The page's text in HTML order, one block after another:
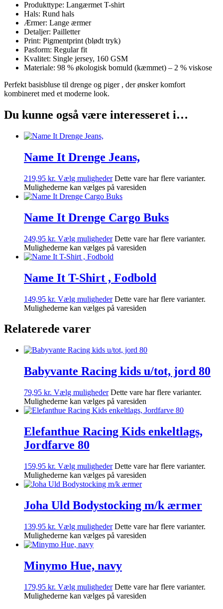
Produkttype: Langærmet T-shirt
Hals: Rund hals
Ærmer: Lange ærmer
Detaljer: Pailletter
Print: Pigmentprint (blødt tryk)
Pasform: Regular fit
Kvalitet: Single jersey, 160 GSM
Materiale: 98 % økologisk bomuld (kæmmet) – 2 % viskose
Perfekt basisbluse til drenge og piger , der ønsker komfort
kombineret med et moderne look.
Du kunne også være interesseret i…
Name It Drenge Jeans,
219,95 kr. Vælg muligheder Dette vare har flere varianter.
Mulighederne kan vælges på varesiden
Name It Drenge Cargo Buks
249,95 kr. Vælg muligheder Dette vare har flere varianter.
Mulighederne kan vælges på varesiden
Name It T-Shirt , Fodbold
149,95 kr. Vælg muligheder Dette vare har flere varianter.
Mulighederne kan vælges på varesiden
Relaterede varer
Babyvante Racing kids u/tot, jord 80
79,95 kr. Vælg muligheder Dette vare har flere varianter.
Mulighederne kan vælges på varesiden
Elefanthue Racing Kids enkeltlags,
Jordfarve 80
159,95 kr. Vælg muligheder Dette vare har flere varianter.
Mulighederne kan vælges på varesiden
Joha Uld Bodystocking m/k ærmer
139,95 kr. Vælg muligheder Dette vare har flere varianter.
Mulighederne kan vælges på varesiden
Minymo Hue, navy
179,95 kr. Vælg muligheder Dette vare har flere varianter.
Mulighederne kan vælges på varesiden